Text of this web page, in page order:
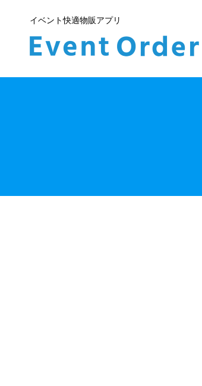
イベント快適物販アプリ